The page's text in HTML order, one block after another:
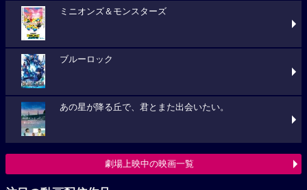
ミニオンズ＆モンスターズ
ブルーロック
あの星が降る丘で、君とまた出会いたい。
劇場上映中の映画一覧